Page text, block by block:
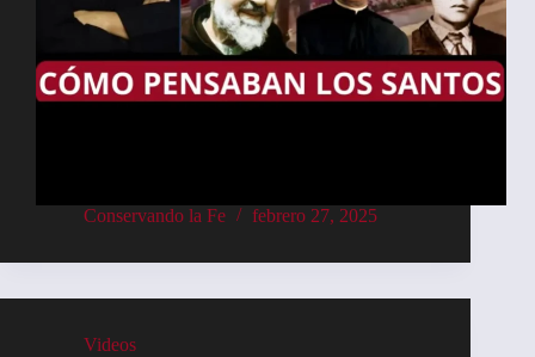
Conservando la Fe febrero 27, 2025
Videos